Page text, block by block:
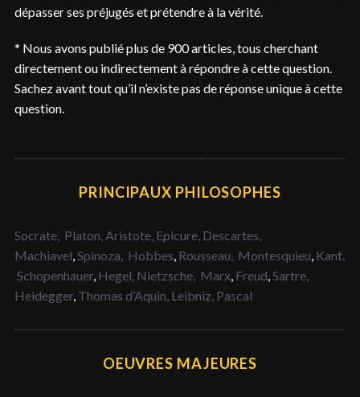
dépasser ses préjugés et prétendre à la vérité.
* Nous avons publié plus de 900 articles, tous cherchant
directement ou indirectement à répondre à cette question.
Sachez avant tout qu’il n’existe pas de réponse unique à cette
question.
PRINCIPAUX PHILOSOPHES
Socrate, Platon, Aristote, Epicure, Descartes,
Machiavel Spinoza, Hobbes Rousseau, Montesquieu Kant,
Schopenhauer, Hegel, Nietzsche, Marx, Freud Sartre,
Heidegger, Thomas d’Aquin, Leibniz, Pascal
OEUVRES MAJEURES